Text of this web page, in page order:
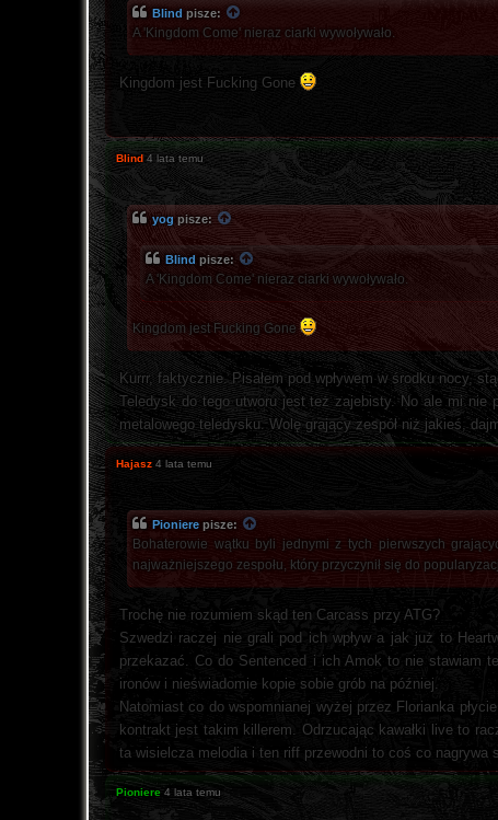
Blind pisze:
A 'Kingdom Come' nieraz ciarki wywoływało.
Kingdom jest Fucking Gone
Blind 4 lata temu
yogpisze:
Blind pisze:
A 'Kingdom Come' nieraz ciarki wywoływało.
Kingdom jest Fucking Gone
Kurrr, faktycznie. Pisałem pod wpływem w środku nocy,
Teledysk do tego utworu jest też zajebisty. No ale mi nie
metalowego teledysku. Wolę grający zespół niż jakieś,
Hajasz 4 lata temu
Pioniere pisze:
Bohaterowie wątku byli jednymi z tych pierwszych
najważniejszego zespołu, który przyczynił się do
Trochę nie rozumiem skąd ten Carcass przy ATG?
Szwedzi raczej nie grali pod ich wpływ a jak już to
przekazać. Co do Sentenced i ich Amok to nie stawiam
ironów i nieświadomie kopie sobie grób na później.
Natomiast co do wspomnianej wyżej przez Florianka
kontrakt jest takim killerem. Odrzucając kawałki live to
ta wisielcza melodia i ten riff przewodni to coś co nagrywa
Pioniere 4 lata temu